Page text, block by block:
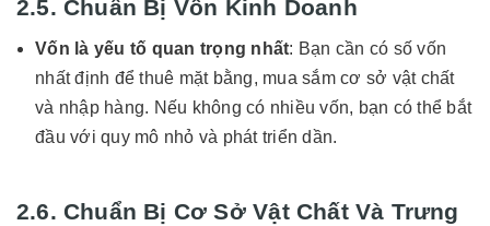
2.5. Chuẩn Bị Vốn Kinh Doanh
Vốn là yếu tố quan trọng nhất: Bạn cần có số vốn
nhất định để thuê mặt bằng, mua sắm cơ sở vật chất
và nhập hàng. Nếu không có nhiều vốn, bạn có thể bắt
đầu với quy mô nhỏ và phát triển dần.
2.6. Chuẩn Bị Cơ Sở Vật Chất Và Trưng